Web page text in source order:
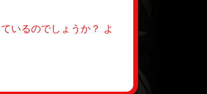
いるのでしょうか？ よ